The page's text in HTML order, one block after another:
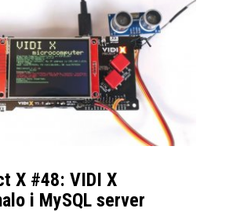
X #48: VIDI X
i MySQL server